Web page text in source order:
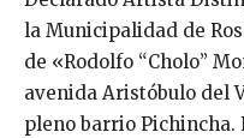
la Municipalidad de
de «Rodolfo “Cholo”
avenida Aristóbulo del
pleno barrio Pichincha.